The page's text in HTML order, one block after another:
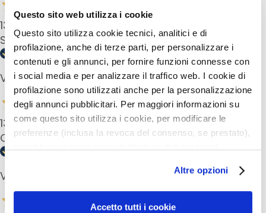
Questo sito web utilizza i cookie
Questo sito utilizza cookie tecnici, analitici e di
profilazione, anche di terze parti, per personalizzare i
contenuti e gli annunci, per fornire funzioni connesse con
i social media e per analizzare il traffico web. I cookie di
profilazione sono utilizzati anche per la personalizzazione
degli annunci pubblicitari. Per maggiori informazioni su
come questo sito utilizza i cookie, per modificare le
preferenze (inclusa la revoca del consenso, se prestato),
l’informativa cookie completa e l’informativa privacy
disponibiliqui. Le ricordiamo che, qualora clicchi su
“Utilizza solo i cookie necessari”, non sarà installato
Altre opzioni
Accetto tutti i cookie
S
i
e
r
i
e
A
t
t
13 Jun 2024
Soyeux et agréable pour le matin et le soir
Verified buyer
13 May 2024
Can also do your eyes with it, that makes it easy.
Verified buyer